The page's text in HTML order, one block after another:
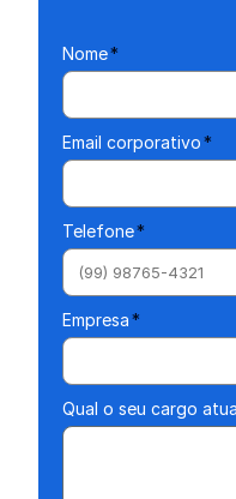
Nome*
Email corporativo*
Telefone*
Empresa*
Qual o seu cargo